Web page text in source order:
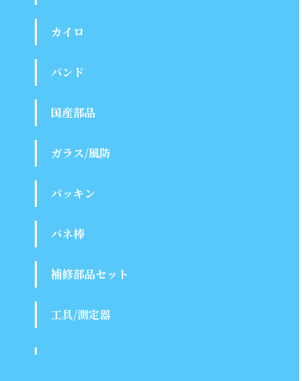
カイロ
バンド
国産部品
ガラス/風防
パッキン
バネ棒
補修部品セット
工具/測定器